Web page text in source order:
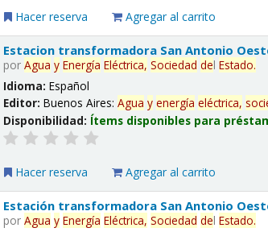
Hacer reserva Agregar al carrito
Estacion transformadora San Antonio
porAgua y Energía Eléctrica, Sociedad delEstado.
Idioma:Español
Editor:Buenos Aires:Agua y energía eléctrica,
Disponibilidad: Ítems disponibles para
Hacer reserva Agregar al carrito
Estación transformadora San Antonio
porAgua y Energía Eléctrica, Sociedad delEstado.